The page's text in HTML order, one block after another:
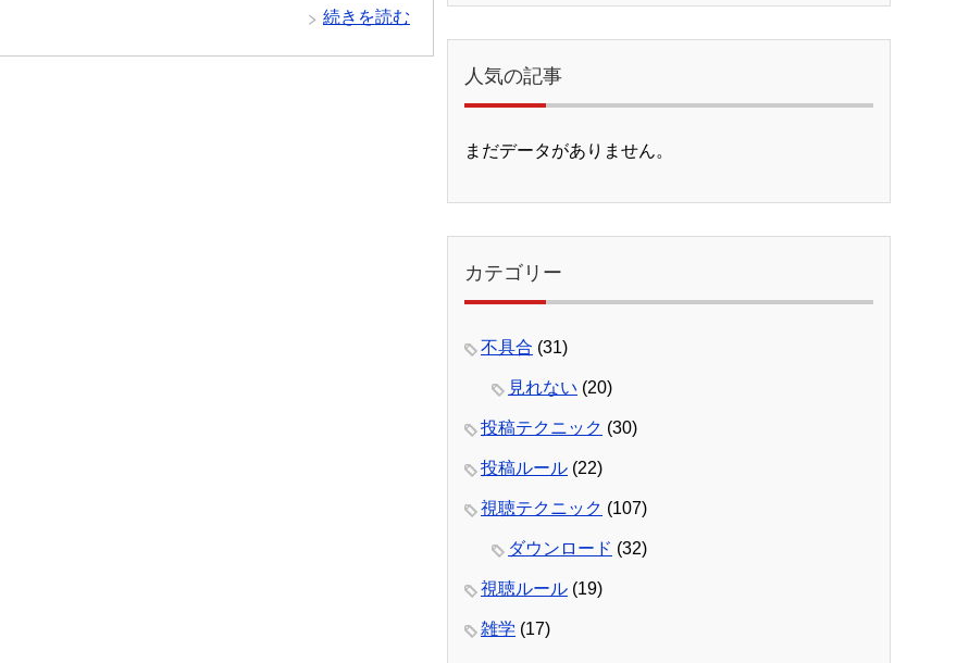
続きを読む
人気の記事
まだデータがありません。
カテゴリー
不具合 (31)
見れない (20)
投稿テクニック (30)
投稿ルール (22)
視聴テクニック (107)
ダウンロード (32)
視聴ルール (19)
雑学 (17)